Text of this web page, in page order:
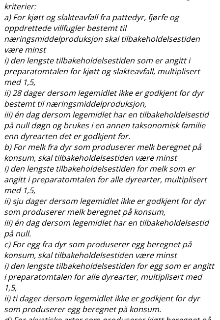
kriterier:
a) For kjøtt og slakteavfall fra pattedyr, fjørfe og
oppdrettede villfugler bestemt til
næringsmiddelproduksjon skal tilbakeholdelsestiden
være minst
i) den lengste tilbakeholdelsestiden som er angitt i
preparatomtalen for kjøtt og slakteavfall, multiplisert
med 1,5,
ii) 28 dager dersom legemidlet ikke er godkjent for dyr
bestemt til næringsmiddelproduksjon,
iii) én dag dersom legemidlet har en tilbakeholdelsestid
på null døgn og brukes i en annen taksonomisk familie
enn dyrearten det er godkjent for.
b) For melk fra dyr som produserer melk beregnet på
konsum, skal tilbakeholdelsestiden være minst
i) den lengste tilbakeholdelsestiden for melk som er
angitt i preparatomtalen for alle dyrearter, multiplisert
med 1,5,
ii) sju dager dersom legemidlet ikke er godkjent for dyr
som produserer melk beregnet på konsum,
iii) én dag dersom legemidlet har en tilbakeholdelsestid
på null.
c) For egg fra dyr som produserer egg beregnet på
konsum, skal tilbakeholdelsestiden være minst
i) den lengste tilbakeholdelsestiden for egg som er angitt
i preparatomtalen for alle dyrearter, multiplisert med
1,5,
ii) ti dager dersom legemidlet ikke er godkjent for dyr
som produserer egg beregnet på konsum.